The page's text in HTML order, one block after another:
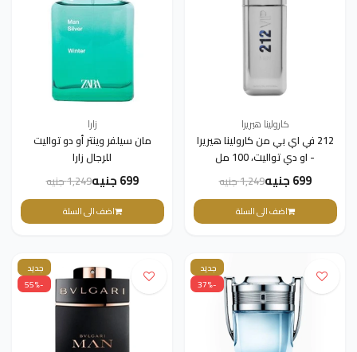
كارولينا هيريرا
212 في اي بي من كارولينا هيريرا
- او دي تواليت، 100 مل
699 جنيه 1,249 جنيه
اضف الى السلة
زارا
مان سيلفر وينتر أو دو تواليت
للرجال زارا
699 جنيه 1,249 جنيه
اضف الى السلة
جديد
-37%
جديد
-55%